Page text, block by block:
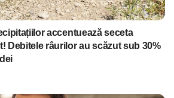
accentuează seceta
Debitele râurilor au scăzut sub 30%